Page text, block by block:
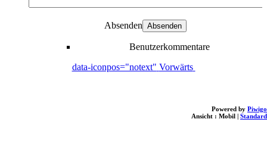
Absenden
Benutzerkommentare
data-iconpos="notext" Vorwärts
Powered by Piwigo
Ansicht : Mobil | Standard